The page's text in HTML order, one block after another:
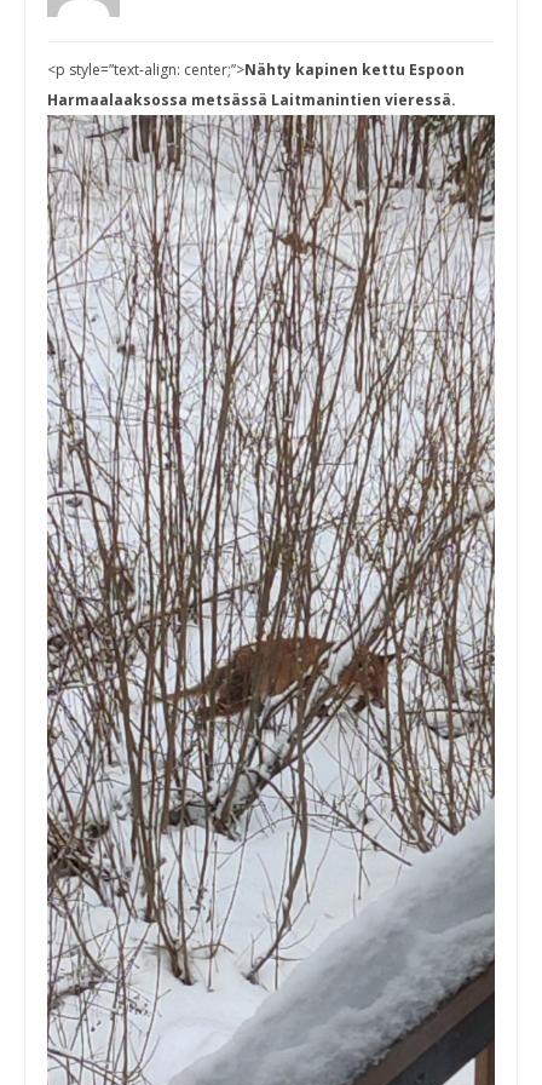
<p style=”text-align: center;”>Nähty kapinen kettu Espoon
Harmaalaaksossa metsässä Laitmanintien vieressä.